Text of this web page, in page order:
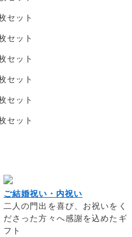
ご結婚祝い・内祝い
二人の門出を喜び、お祝いをく
ださった方々へ感謝を込めたギ
フト